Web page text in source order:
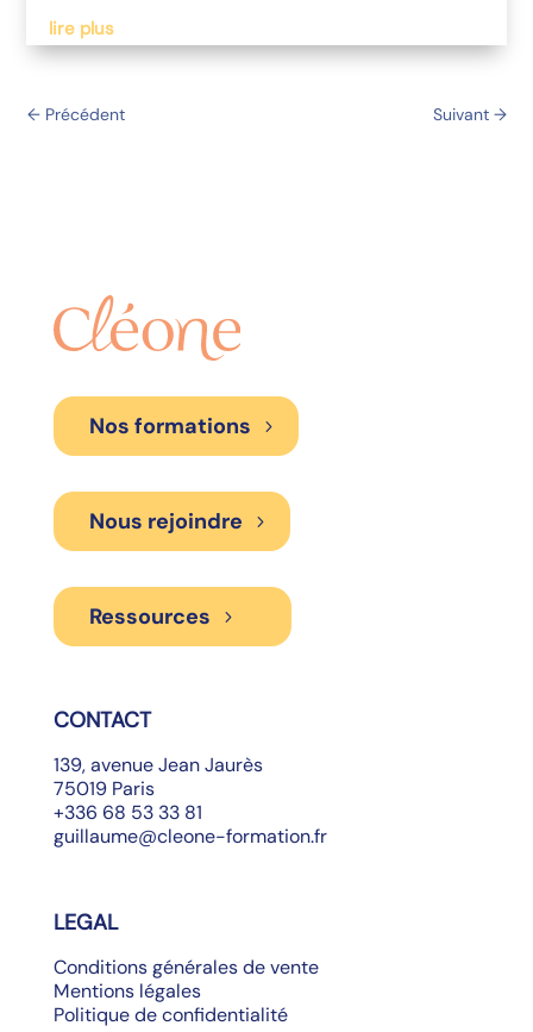
lire plus
← Précédent Suivant→
Nos formations
Nous rejoindre
Ressources
CONTACT
139, avenue Jean Jaurès
75019 Paris
+336 68 53 33 81
guillaume@cleone-formation.fr
LEGAL
Conditions générales de vente
Mentions légales
Politique de confidentialité